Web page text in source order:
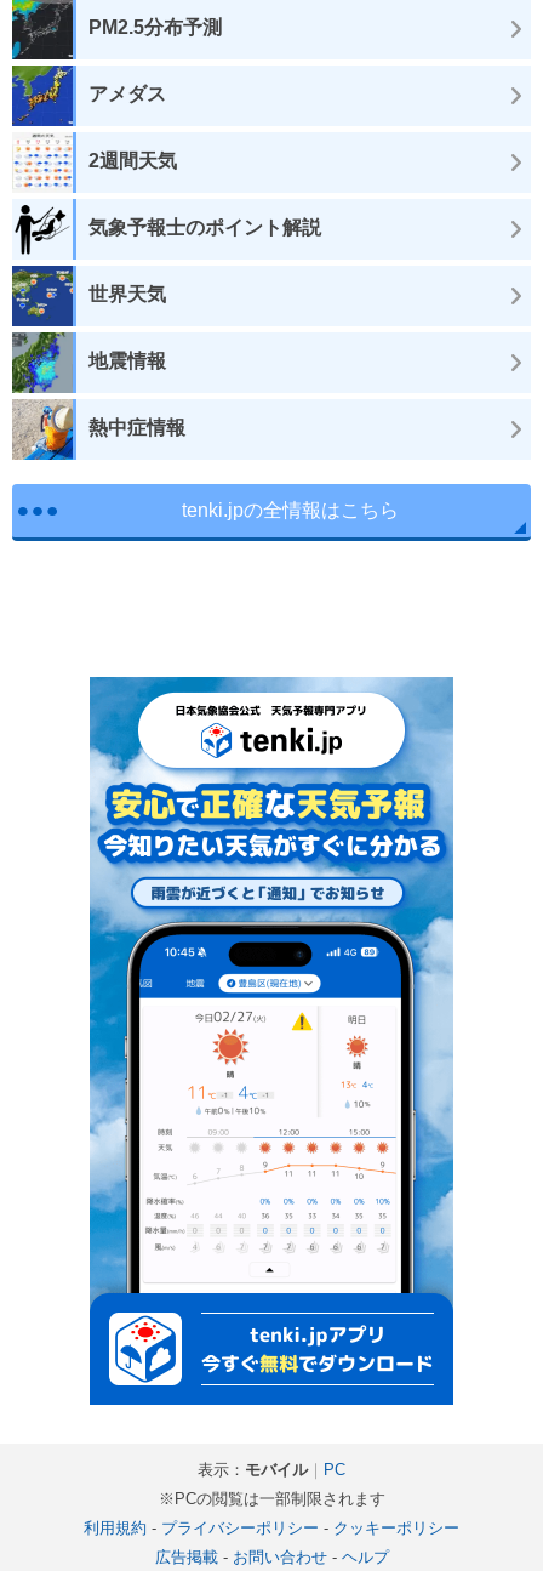
PM2.5分布予測
アメダス
2週間天気
気象予報士のポイント解説
世界天気
地震情報
熱中症情報
tenki.jpの全情報はこちら
表示： モバイル｜ PC
※PCの閲覧は一部制限されます
利用規約 - プライバシーポリシー - クッキーポリシー
広告掲載- お問い合わせ- ヘルプ